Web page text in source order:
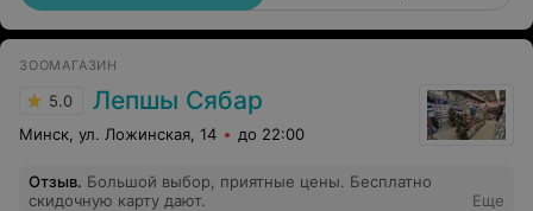
ЗООМАГАЗИН
5.0 Лепшы Сябар
Минск, ул. Ложинская, 14 до 22:00
Отзыв. Большой выбор, приятные цены. Бесплатно
скидочную карту дают.
Еще